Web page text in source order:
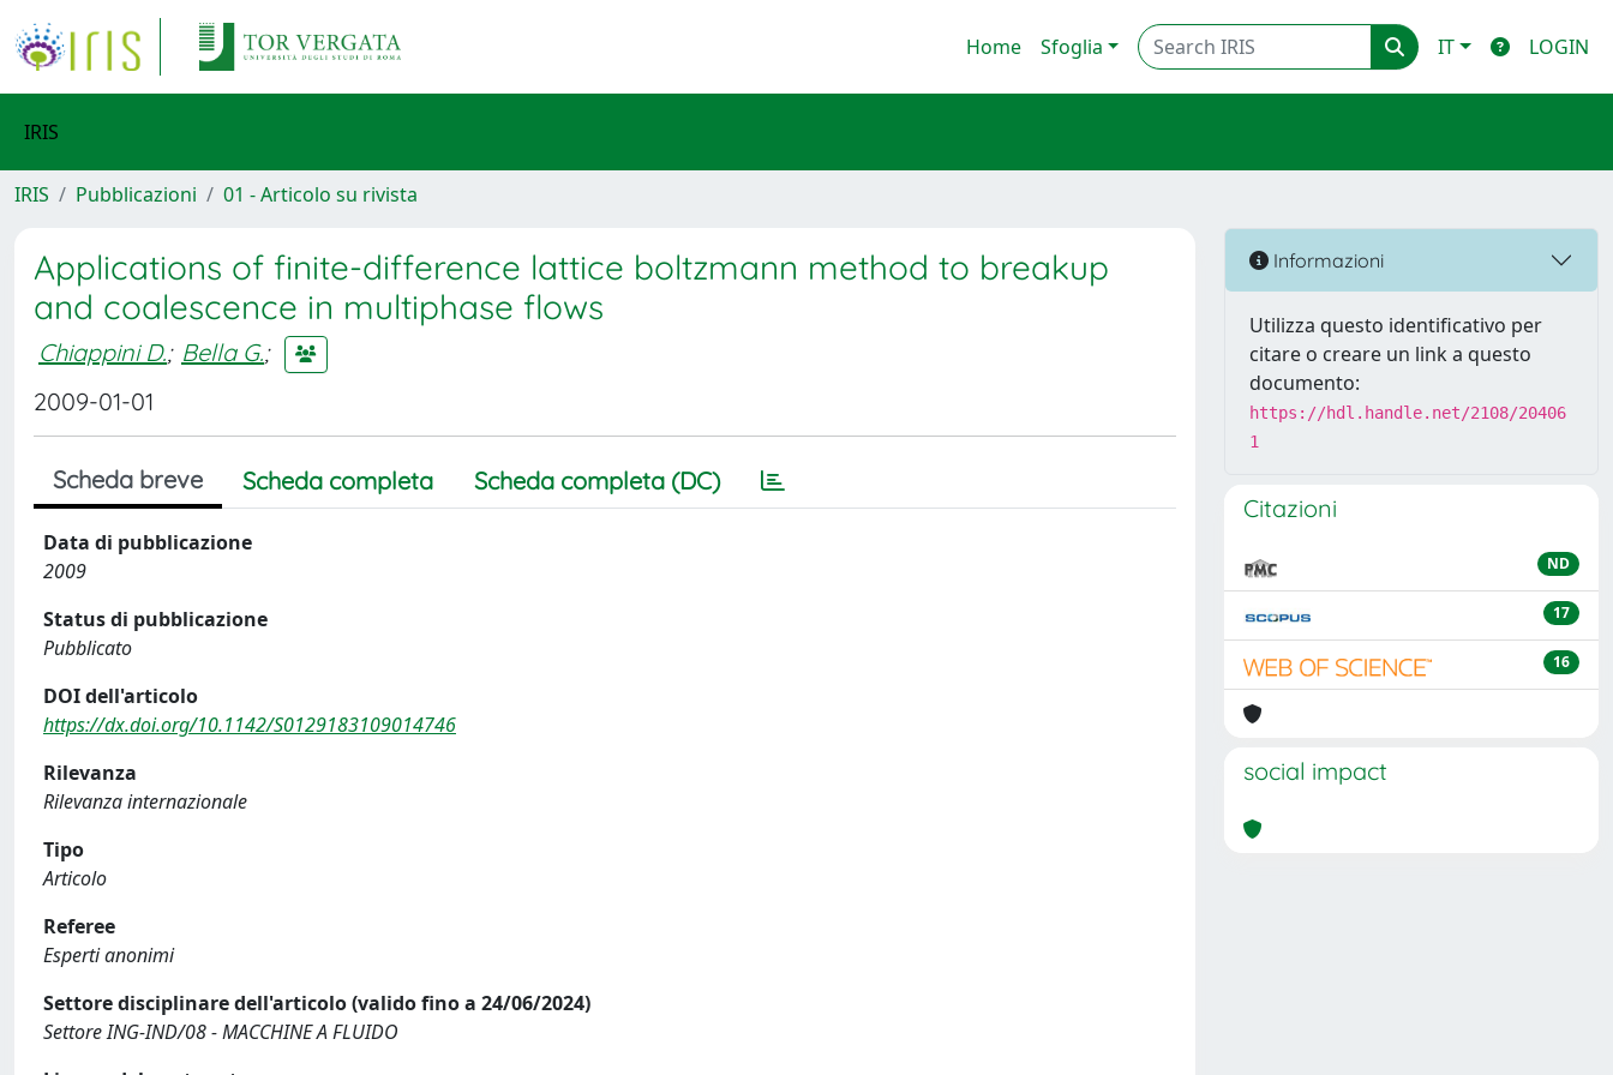
Home Sfoglia IT LOGIN
IRIS
IRIS Pubblicazioni 01 - Articolo su rivista
Applications of finite-difference lattice boltzmann method to breakup
and coalescence in multiphase flows
Chiappini D.; Bella G.;
2009-01-01
Scheda breve Scheda completa Scheda completa (DC)
Data di pubblicazione
2009
Status di pubblicazione
Pubblicato
DOI dell'articolo
https://dx.doi.org/10.1142/S0129183109014746
Rilevanza
Rilevanza internazionale
Tipo
Articolo
Referee
Esperti anonimi
Settore disciplinare dell'articolo (valido fino a 24/06/2024)
Settore ING-IND/08 - MACCHINE A FLUIDO
Informazioni
Utilizza questo identificativo per
citare o creare un link a questo
documento:
https://hdl.handle.net/2108/20406
1
Citazioni
ND
17
16
social impact